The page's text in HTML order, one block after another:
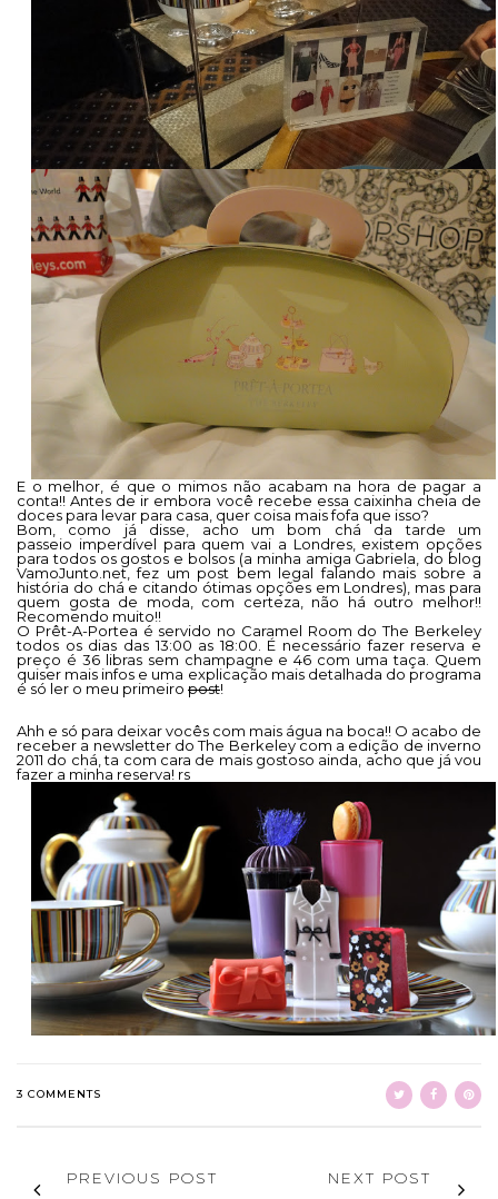
E o melhor, é que o mimos não acabam na hora de pagar a
conta!! Antes de ir embora você recebe essa caixinha cheia de
doces para levar para casa, quer coisa mais fofa que isso?
Bom, como já disse, acho um bom chá da tarde um
passeio imperdível para quem vai a Londres, existem opções
para todos os gostos e bolsos (a minha amiga Gabriela, do blog
VamoJunto.net, fez um post bem legal falando mais sobre a
história do chá e citando ótimas opções em Londres), mas para
quem gosta de moda, com certeza, não há outro melhor!!
Recomendo muito!!
O Prêt-A-Portea é servido no Caramel Room do The Berkeley
todos os dias das 13:00 as 18:00. É necessário fazer reserva e
preço é 36 libras sem champagne e 46 com uma taça. Quem
quiser mais infos e uma explicação mais detalhada do programa
é só ler o meu primeiro post!
Ahh e só para deixar vocês com mais água na boca!! O acabo de
receber a newsletter do The Berkeley com a edição de inverno
2011 do chá, ta com cara de mais gostoso ainda, acho que já vou
fazer a minha reserva! rs
3 COMMENTS
PREVIOUS POST NEXT POST